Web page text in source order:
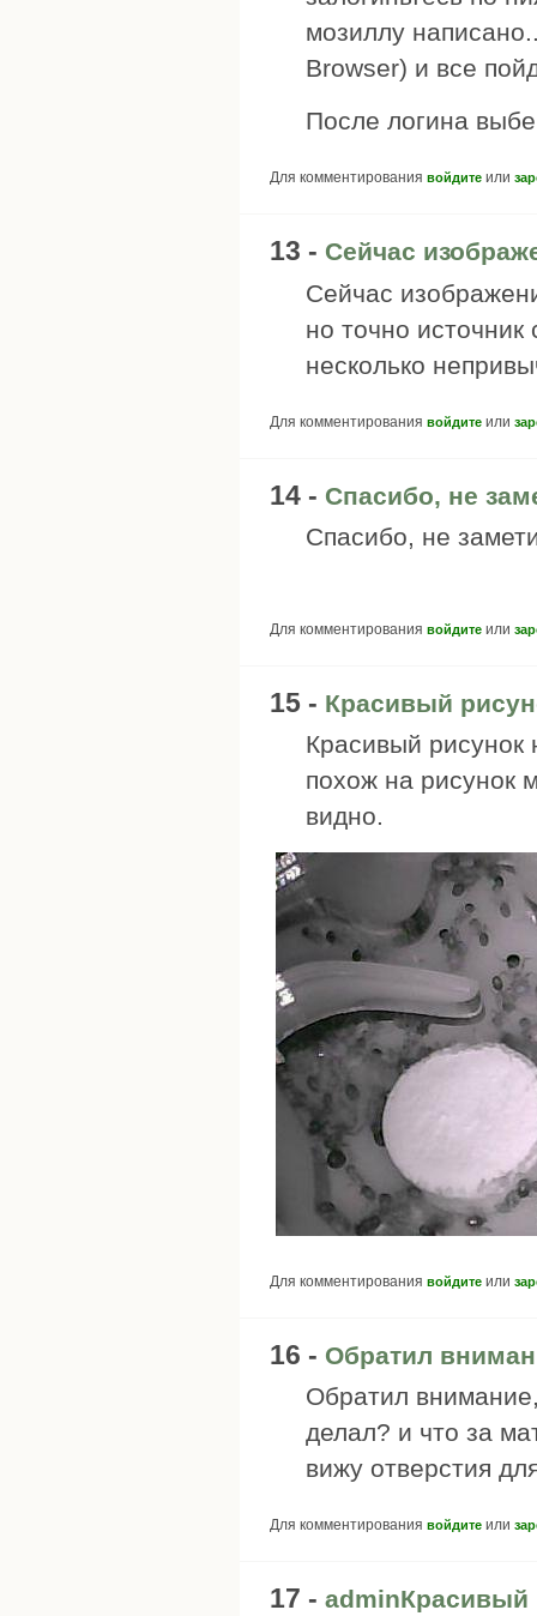
мозиллу
Browser) и все
После логина
Для комментирования войдите или
13 - Сейчас
Сейчас
но точно источник
несколько
Для комментирования войдите или
14 - Спасибо, не
Спасибо, не
Для комментирования войдите или
15 - Красивый
Красивый рисунок
похож на рисунок
видно.
Для комментирования войдите или
16 - Обратил
Обратил
делал? и что за
вижу отверстия
Для комментирования войдите или
17 - adminКрасивый